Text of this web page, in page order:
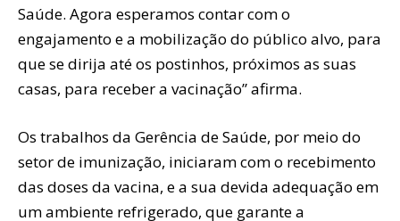
Saúde. Agora esperamos contar com o
engajamento e a mobilização do público alvo, para
que se dirija até os postinhos, próximos as suas
casas, para receber a vacinação” afirma.
Os trabalhos da Gerência de Saúde, por meio do
setor de imunização, iniciaram com o recebimento
das doses da vacina, e a sua devida adequação em
um ambiente refrigerado, que garante a